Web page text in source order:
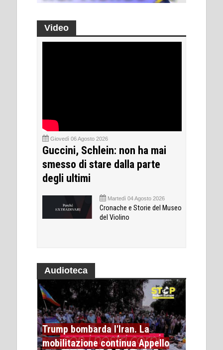
Video
Giovedì 06 Agosto 2026
Guccini, Schlein: non ha mai
smesso di stare dalla parte
degli ultimi
Martedì 04 Agosto 2026
Cronache e Storie del Museo
del Violino
Audioteca
Trump bombarda l'Iran. La
mobilitazione continua Appello